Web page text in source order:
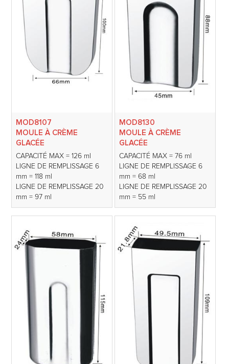
MOD8107
MOULE À CRÈME
GLACÉE
CAPACITÉ MAX = 126 ml
LIGNE DE REMPLISSAGE 6
mm = 118 ml
LIGNE DE REMPLISSAGE 20
mm = 97 ml
MOD8130
MOULE À CRÈME
GLACÉE
CAPACITÉ MAX = 76 ml
LIGNE DE REMPLISSAGE 6
mm = 68 ml
LIGNE DE REMPLISSAGE 20
mm = 55 ml